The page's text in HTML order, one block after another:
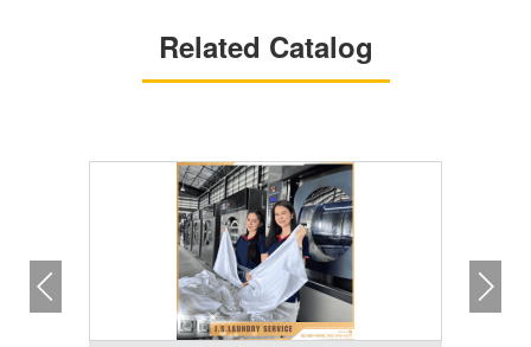
Related Catalog